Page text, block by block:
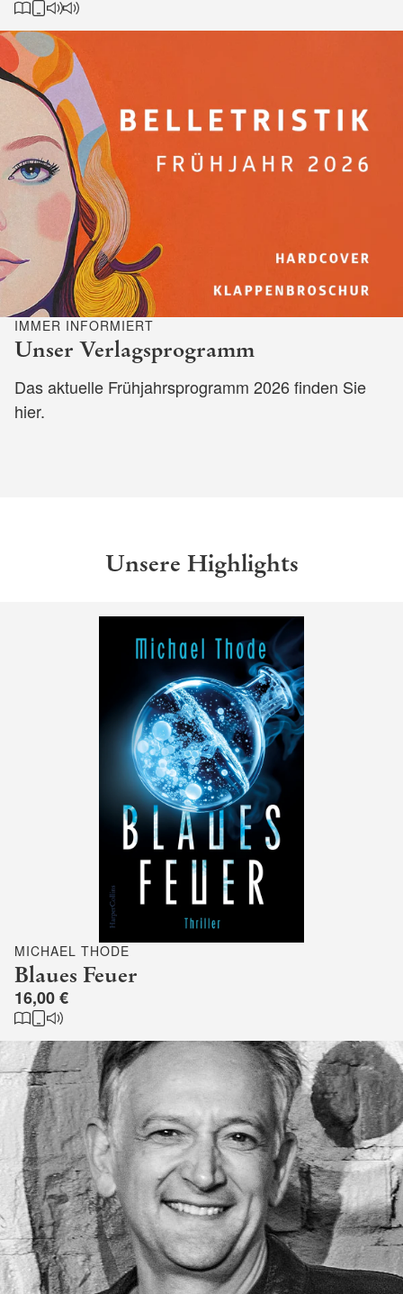
IMMER INFORMIERT
Unser Verlagsprogramm
Das aktuelle Frühjahrsprogramm 2026 finden Sie
hier.
Unsere Highlights
MICHAEL THODE
Blaues Feuer
16,00 €